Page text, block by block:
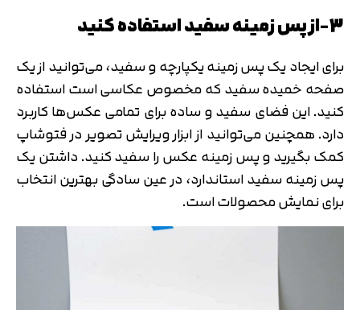
3-از پس زمینه سفید استفاده کنید
برای ایجاد یک پس زمینه یکپارچه و سفید، می‌توانید از یک
صفحه خمیده سفید که مخصوص عکاسی است استفاده
کنید. این فضای سفید و ساده برای تمامی عکس‌ها کاربرد
دارد. همچنین می‌توانید از ابزار ویرایش تصویر در فتوشاپ
کمک بگیرید و پس زمینه عکس را سفید کنید. داشتن یک
پس زمینه سفید استاندارد، در عین سادگی بهترین انتخاب
برای نمایش محصولات است.